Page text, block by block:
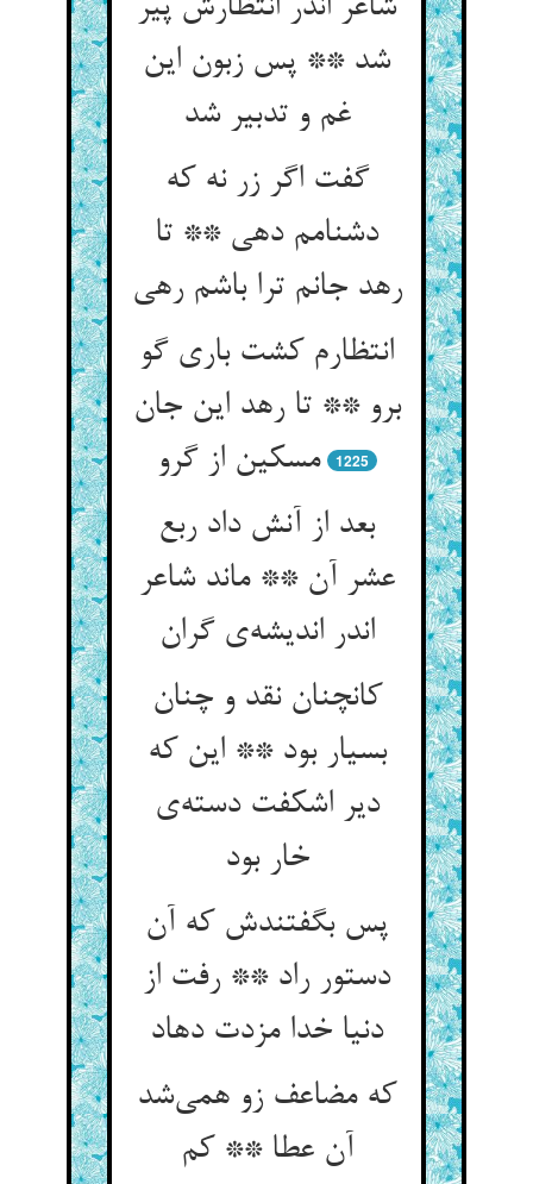
شاعر اندر انتظارش پیر
شد ** پس زبون این
غم و تدبیر شد
گفت اگر زر نه که
دشنامم دهی ** تا
رهد جانم ترا باشم رهی
انتظارم کشت باری گو
برو ** تا رهد این جان
مسکین از گرو
1225
بعد از آنش داد ربع
عشر آن ** ماند شاعر
اندر اندیشه‌ی گران
کانچنان نقد و چنان
بسیار بود ** این که
دیر اشکفت دسته‌ی
خار بود
پس بگفتندش که آن
دستور راد ** رفت از
دنیا خدا مزدت دهاد
که مضاعف زو همی‌شد
آن عطا ** کم